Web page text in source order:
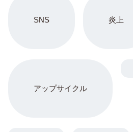
SNS 炎上
アップサイクル